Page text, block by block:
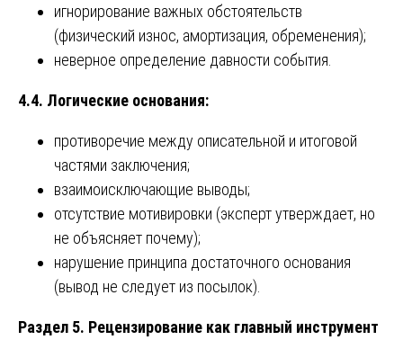
игнорирование важных обстоятельств
(физический износ, амортизация, обременения);
неверное определение давности события.
4.4. Логические основания:
противоречие между описательной и итоговой
частями заключения;
взаимоисключающие выводы;
отсутствие мотивировки (эксперт утверждает, но
не объясняет почему);
нарушение принципа достаточного основания
(вывод не следует из посылок).
Раздел 5. Рецензирование как главный инструмент